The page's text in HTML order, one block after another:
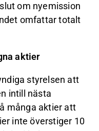
om nyemission
omfattar totalt
aktier
styrelsen att
intill nästa
många aktier att
inte överstiger 10